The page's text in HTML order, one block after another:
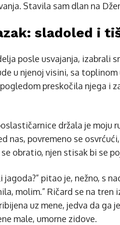
Stavila sam dlan na
sladoled i
posle usvajanja, izabrali
u njenoj visini, sa
pogledom preskočila njega i
držala je moju
nas, povremeno se
obratio, njen stisak bi se
jagoda?” pitao je, nežno, s
molim.” Ričard se na tren
uz mene, jedva da
male, umorne zidove.